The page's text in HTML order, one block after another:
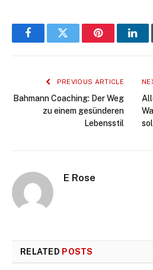
FacebookTwitter Pinterest
PREVIOUS ARTICLE
Bahmann Coaching: Der Weg
zu einem gesünderen
Lebensstil
E Rose
RELATED POSTS